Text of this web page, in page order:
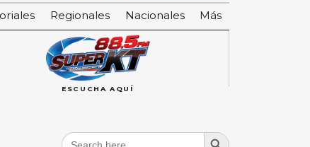
Regionales Nacionales Más
ESCUCHA AQUÍ
Search
Search Button